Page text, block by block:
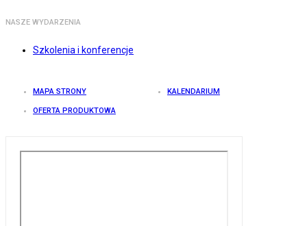
NASZE WYDARZENIA
Szkolenia i konferencje
MAPA STRONY KALENDARIUM
OFERTA PRODUKTOWA